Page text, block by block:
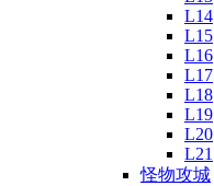
L14
L15
L16
L17
L18
L19
L20
L21
怪物攻城